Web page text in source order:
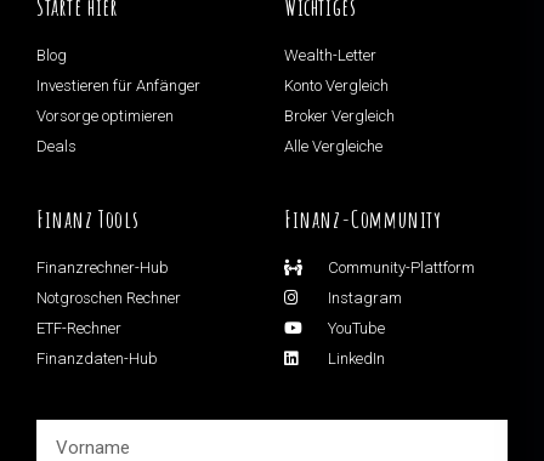
Starte hier
Blog
Investieren für Anfänger
Vorsorge optimieren
Deals
Wichtiges
Wealth-Letter
Konto Vergleich
Broker Vergleich
Alle Vergleiche
Finanz Tools
Finanzrechner-Hub
Notgroschen Rechner
ETF-Rechner
Finanzdaten-Hub
Finanz-Community
Community-Plattform
Instagram
YouTube
LinkedIn